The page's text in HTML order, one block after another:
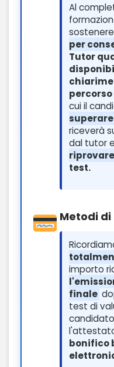
Al
per
Tutor
cui il
superare
riceverà
dal tutor e
riprovare
test.
Metodi
importo
finale
test di
bonifico